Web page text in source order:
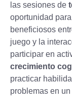
las sesiones de
oportunidad
beneficiosos
juego y la
participar en
crecimiento
practicar
problemas en